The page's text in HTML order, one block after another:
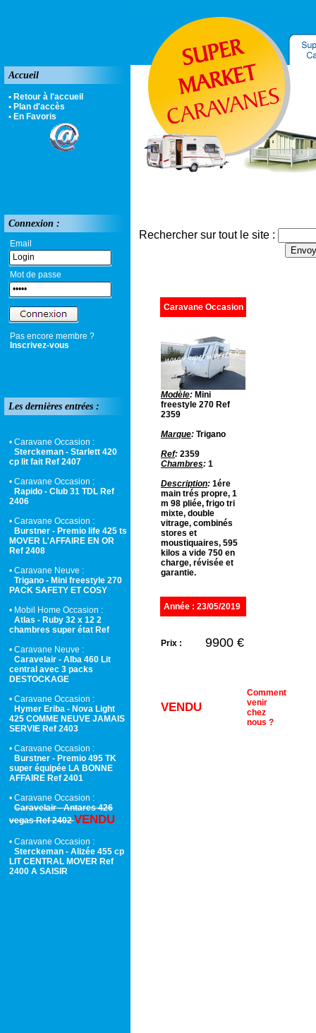
Accueil
• Retour à l'accueil
• Plan d'accès
• En Favoris
Connexion :
Email
Mot de passe
Pas encore membre ?
Inscrivez-vous
Les dernières entrées :
• Caravane Occasion :
Sterckeman - Starlett 420
cp lit fait Ref 2407
• Caravane Occasion :
Rapido - Club 31 TDL Ref
2406
• Caravane Occasion :
Burstner - Premio life 425 ts
MOVER L'AFFAIRE EN OR
Ref 2408
• Caravane Neuve :
Trigano - Mini freestyle 270
PACK SAFETY ET COSY
• Mobil Home Occasion :
Atlas - Ruby 32 x 12 2
chambres super état Ref
• Caravane Neuve :
Caravelair - Alba 460 Lit
central avec 3 packs
DESTOCKAGE
• Caravane Occasion :
Hymer Eriba - Nova Light
425 COMME NEUVE JAMAIS
SERVIE Ref 2403
• Caravane Occasion :
Burstner - Premio 495 TK
super équipée LA BONNE
AFFAIRE Ref 2401
• Caravane Occasion :
Caravelair - Antares 426
vegas Ref 2402VENDU
• Caravane Occasion :
Sterckeman - Alizée 455 cp
LIT CENTRAL MOVER Ref
2400 A SAISIR
Rechercher sur tout le site :
Caravane Occasion
Modèle: Mini
freestyle 270 Ref
2359
Marque: Trigano
Ref: 2359
Chambres: 1
Description: 1ére
main trés propre, 1
m 98 pliée, frigo tri
mixte, double
vitrage, combinés
stores et
moustiquaires, 595
kilos a vide 750 en
charge, révisée et
garantie.
Année : 23/05/2019
Prix : 9900 €
VENDU
Comment
venir
chez
nous ?